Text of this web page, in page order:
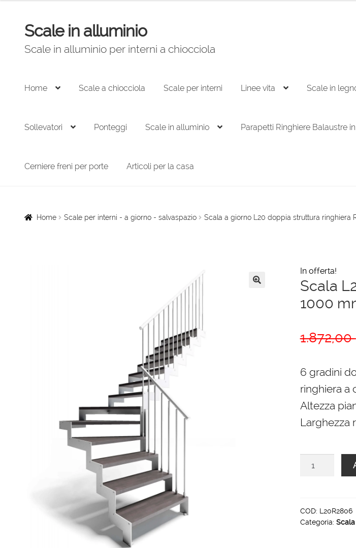
Vai
alla
navigazione
Vai
al
contenuto
Scale in alluminio
Scale in alluminio per interni a chiocciola
Home Scale a chiocciola Scale per interni Linee vita Scale in
Sollevatori Ponteggi Scale in alluminio Parapetti Ringhiere Balaustre
Cerniere freni per porte Articoli per la casa
Home Scale per interni - a giorno - salvaspazio Scala a giorno L20 doppia struttura ringhiera
In offerta!
Scala
1000
1.872,00
6 gradini
ringhiera a
Altezza
Larghezza
gradino
legno
COD: L20R2806
Categoria:
originale
1.872,00 €.
attuale